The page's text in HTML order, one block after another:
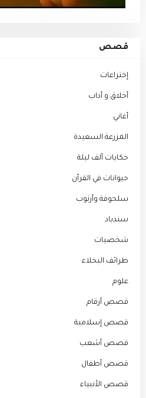
قصص
إختراعات
أخلاق و أداب
أغاني
المزرعة السعيدة
حكايات ألف ليلة
حيوانات في القرأن
سلحوفة وأرنوب
سندباد
شخصيات
طرائف البخلاء
علوم
قصص أرقام
قصص إسلامية
قصص أشعب
قصص أطفال
قصص الأنبياء